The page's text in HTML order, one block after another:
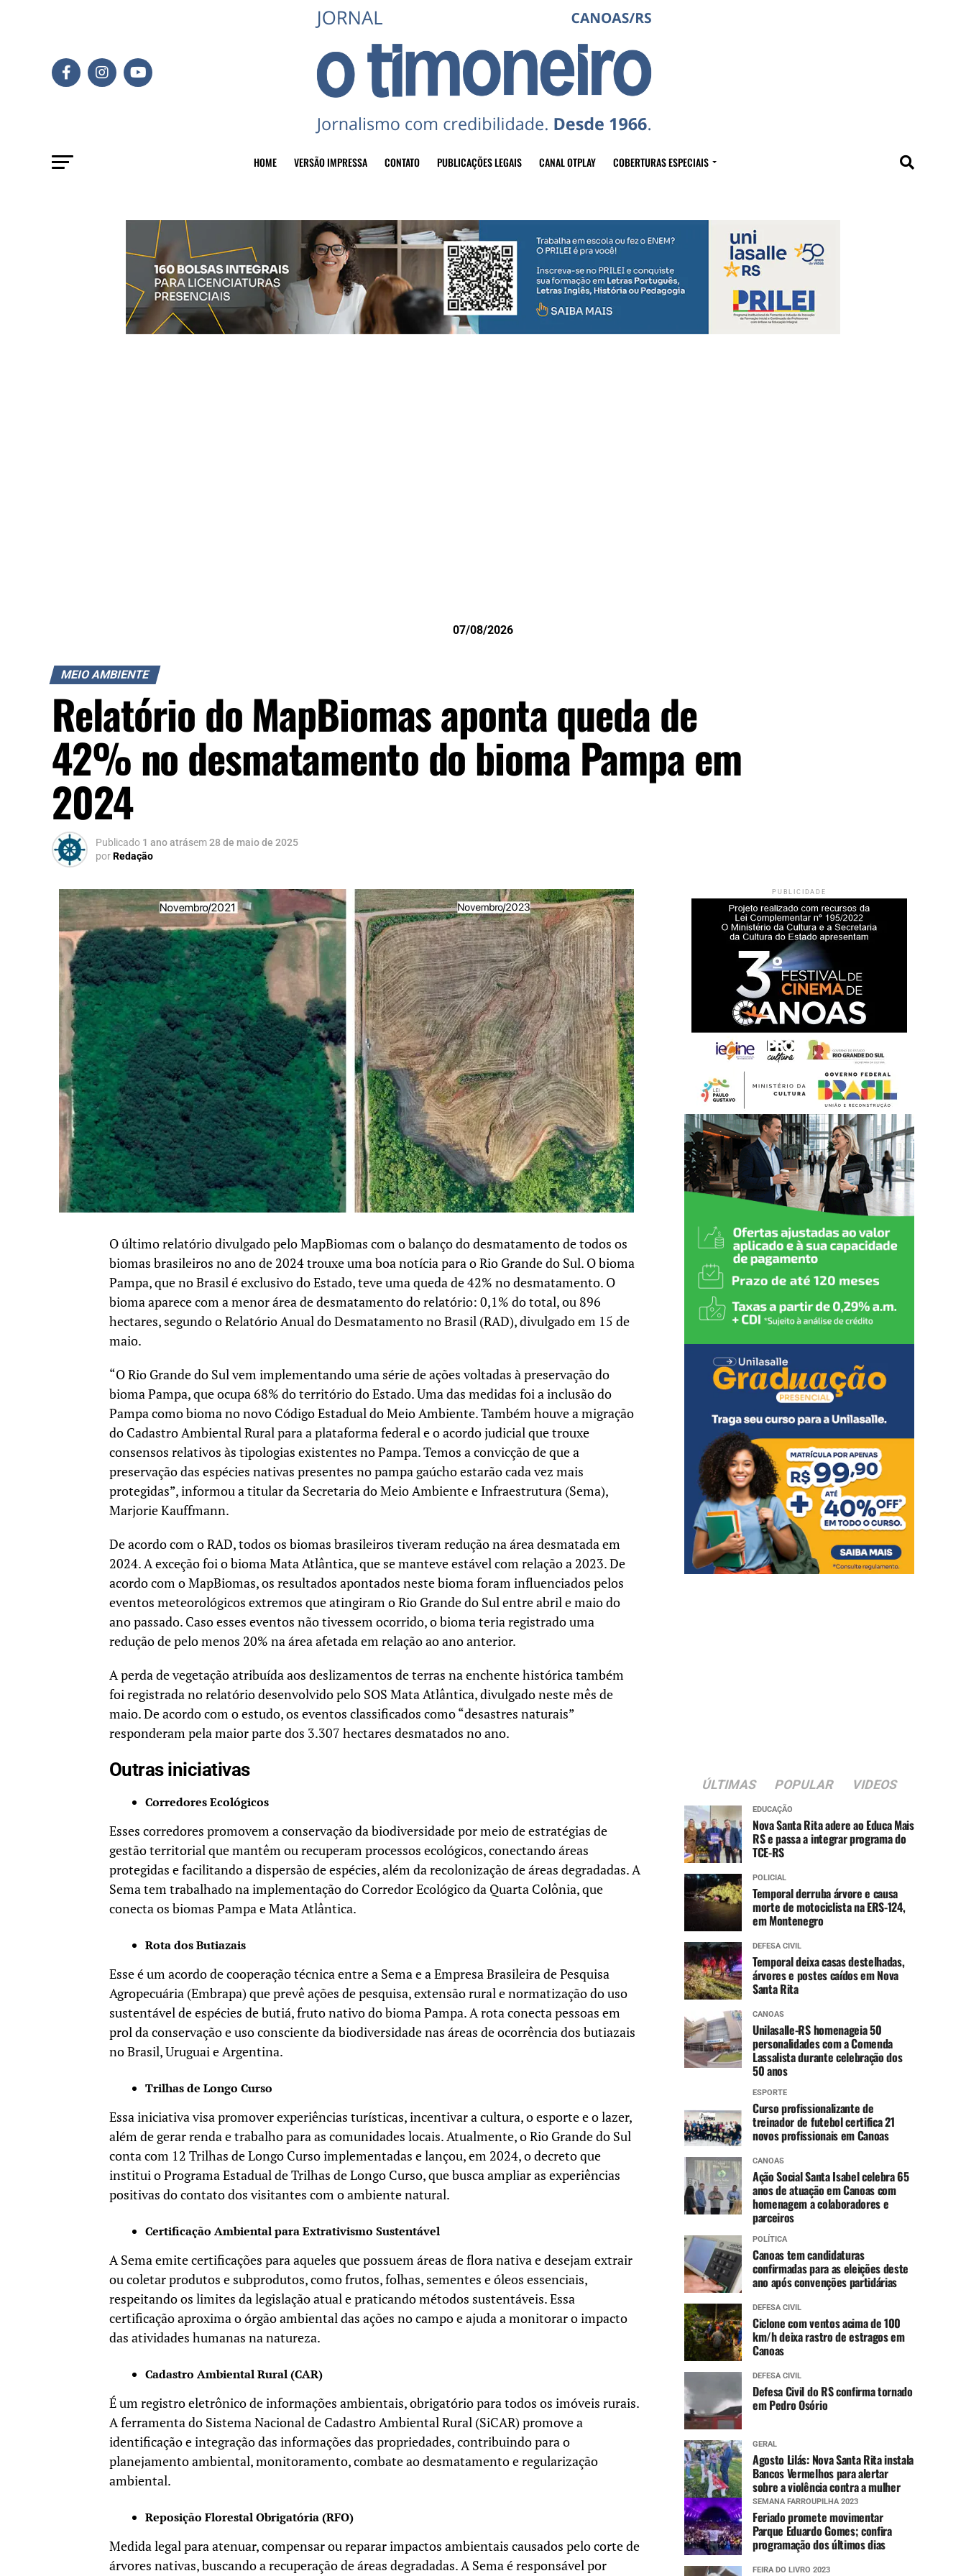
HOME VERSÃO IMPRESSA CONTATO PUBLICAÇÕES LEGAIS CANAL OTPLAY COBERTURAS ESPECIAIS
07/08/2026
MEIO AMBIENTE
Relatório do MapBiomas aponta queda de
42% no desmatamento do bioma Pampa em
2024
Publicado 1 ano atrásem28 de maio de 2025
porRedação
O último relatório divulgado pelo MapBiomas com o balanço do desmatamento de todos os
biomas brasileiros no ano de 2024 trouxe uma boa notícia para o Rio Grande do Sul. O bioma
Pampa, que no Brasil é exclusivo do Estado, teve uma queda de 42% no desmatamento. O
bioma aparece com a menor área de desmatamento do relatório: 0,1% do total, ou 896
hectares, segundo o Relatório Anual do Desmatamento no Brasil (RAD), divulgado em 15 de
maio.
“O Rio Grande do Sul vem implementando uma série de ações voltadas à preservação do
bioma Pampa, que ocupa 68% do território do Estado. Uma das medidas foi a inclusão do
Pampa como bioma no novo Código Estadual do Meio Ambiente. Também houve a migração
do Cadastro Ambiental Rural para a plataforma federal e o acordo judicial que trouxe
consensos relativos às tipologias existentes no Pampa. Temos a convicção de que a
preservação das espécies nativas presentes no pampa gaúcho estarão cada vez mais
protegidas”, informou a titular da Secretaria do Meio Ambiente e Infraestrutura (Sema),
Marjorie Kauffmann.
De acordo com o RAD, todos os biomas brasileiros tiveram redução na área desmatada em
2024. A exceção foi o bioma Mata Atlântica, que se manteve estável com relação a 2023. De
acordo com o MapBiomas, os resultados apontados neste bioma foram influenciados pelos
eventos meteorológicos extremos que atingiram o Rio Grande do Sul entre abril e maio do
ano passado. Caso esses eventos não tivessem ocorrido, o bioma teria registrado uma
redução de pelo menos 20% na área afetada em relação ao ano anterior.
A perda de vegetação atribuída aos deslizamentos de terras na enchente histórica também
foi registrada no relatório desenvolvido pelo SOS Mata Atlântica, divulgado neste mês de
maio. De acordo com o estudo, os eventos classificados como “desastres naturais”
responderam pela maior parte dos 3.307 hectares desmatados no ano.
Outras iniciativas
Corredores Ecológicos
Esses corredores promovem a conservação da biodiversidade por meio de estratégias de
gestão territorial que mantêm ou recuperam processos ecológicos, conectando áreas
protegidas e facilitando a dispersão de espécies, além da recolonização de áreas degradadas. A
Sema tem trabalhado na implementação do Corredor Ecológico da Quarta Colônia, que
conecta os biomas Pampa e Mata Atlântica.
Rota dos Butiazais
Esse é um acordo de cooperação técnica entre a Sema e a Empresa Brasileira de Pesquisa
Agropecuária (Embrapa) que prevê ações de pesquisa, extensão rural e normatização do uso
sustentável de espécies de butiá, fruto nativo do bioma Pampa. A rota conecta pessoas em
prol da conservação e uso consciente da biodiversidade nas áreas de ocorrência dos butiazais
no Brasil, Uruguai e Argentina.
Trilhas de Longo Curso
Essa iniciativa visa promover experiências turísticas, incentivar a cultura, o esporte e o lazer,
além de gerar renda e trabalho para as comunidades locais. Atualmente, o Rio Grande do Sul
conta com 12 Trilhas de Longo Curso implementadas e lançou, em 2024, o decreto que
institui o Programa Estadual de Trilhas de Longo Curso, que busca ampliar as experiências
positivas do contato dos visitantes com o ambiente natural.
Certificação Ambiental para Extrativismo Sustentável
A Sema emite certificações para aqueles que possuem áreas de flora nativa e desejam extrair
ou coletar produtos e subprodutos, como frutos, folhas, sementes e óleos essenciais,
respeitando os limites da legislação atual e praticando métodos sustentáveis. Essa
certificação aproxima o órgão ambiental das ações no campo e ajuda a monitorar o impacto
das atividades humanas na natureza.
Cadastro Ambiental Rural (CAR)
É um registro eletrônico de informações ambientais, obrigatório para todos os imóveis rurais.
A ferramenta do Sistema Nacional de Cadastro Ambiental Rural (SiCAR) promove a
identificação e integração das informações das propriedades, contribuindo para o
planejamento ambiental, monitoramento, combate ao desmatamento e regularização
ambiental.
Reposição Florestal Obrigatória (RFO)
Medida legal para atenuar, compensar ou reparar impactos ambientais causados pelo corte de
árvores nativas, buscando a recuperação de áreas degradadas. A Sema é responsável por
PUBLICIDADE
ÚLTIMAS POPULAR VIDEOS
EDUCAÇÃO
Nova Santa Rita adere ao Educa Mais
RS e passa a integrar programa do
TCE-RS
POLICIAL
Temporal derruba árvore e causa
morte de motociclista na ERS-124,
em Montenegro
DEFESA CIVIL
Temporal deixa casas destelhadas,
árvores e postes caídos em Nova
Santa Rita
CANOAS
Unilasalle-RS homenageia 50
personalidades com a Comenda
Lassalista durante celebração dos
50 anos
ESPORTE
Curso profissionalizante de
treinador de futebol certifica 21
novos profissionais em Canoas
CANOAS
Ação Social Santa Isabel celebra 65
anos de atuação em Canoas com
homenagem a colaboradores e
parceiros
POLÍTICA
Canoas tem candidaturas
confirmadas para as eleições deste
ano após convenções partidárias
DEFESA CIVIL
Ciclone com ventos acima de 100
km/h deixa rastro de estragos em
Canoas
DEFESA CIVIL
Defesa Civil do RS confirma tornado
em Pedro Osório
GERAL
Agosto Lilás: Nova Santa Rita instala
Bancos Vermelhos para alertar
sobre a violência contra a mulher
SEMANA FARROUPILHA 2023
Feriado promete movimentar
Parque Eduardo Gomes; confira
programação dos últimos dias
FEIRA DO LIVRO 2023